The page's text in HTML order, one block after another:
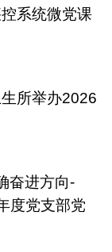
系统微党课
所举办2026
奋进方向-
度党支部党